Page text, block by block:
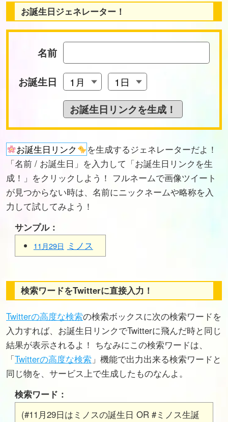
お誕生日ジェネレーター！
名前
お誕生日
お誕生日リンク
を生成するジェネレーターだよ！
「名前 / お誕生日」を入力して「お誕生日リンクを生
成！」をクリックしよう！ フルネームで画像ツイート
が見つからない時は、名前にニックネームや略称を入
力して試してみよう！
サンプル：
11月29日 ミノス
検索ワードをTwitterに直接入力！
Twitterの高度な検索の検索ボックスに次の検索ワードを
入力すれば、お誕生日リンクでTwitterに飛んだ時と同じ
結果が表示されるよ！ ちなみにこの検索ワードは、
「Twitterの高度な検索 」機能で出力出来る検索ワードと
同じ物を、サービス上で生成したものなんよ。
検索ワード：
(#11月29日はミノスの誕生日 OR #ミノス生誕